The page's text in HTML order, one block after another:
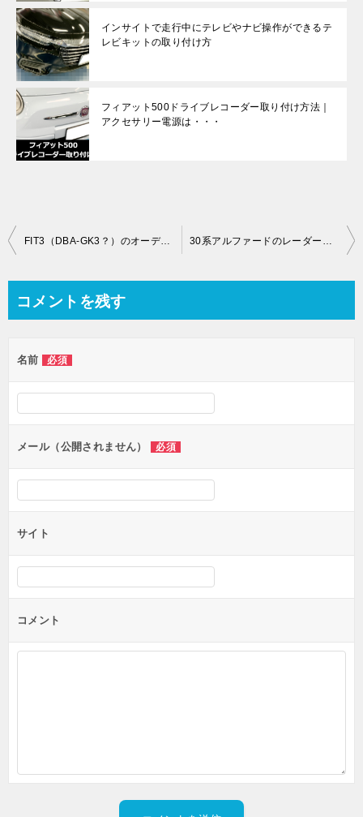
インサイトで走行中にテレビやナビ操作ができるテ
レビキットの取り付け方
フィアット500ドライブレコーダー取り付け方法｜
アクセサリー電源は・・・
投
ビ
ー
シ
ン
FIT3（DBA-GK3？）のオーディオパネルの外し方のコツを伝授 30系アルファードのレーダー取り付け、アクセサリー電源情報
コメントを残す
名前 必須
メール（公開されません） 必須
サイト
コメント